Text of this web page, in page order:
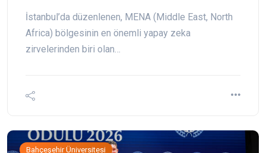
İstanbul’da düzenlenen, MENA (Middle East, North
Africa) bölgesinin en önemli yapay zeka
zirvelerinden biri olan…
Bahçeşehir Üniversitesi